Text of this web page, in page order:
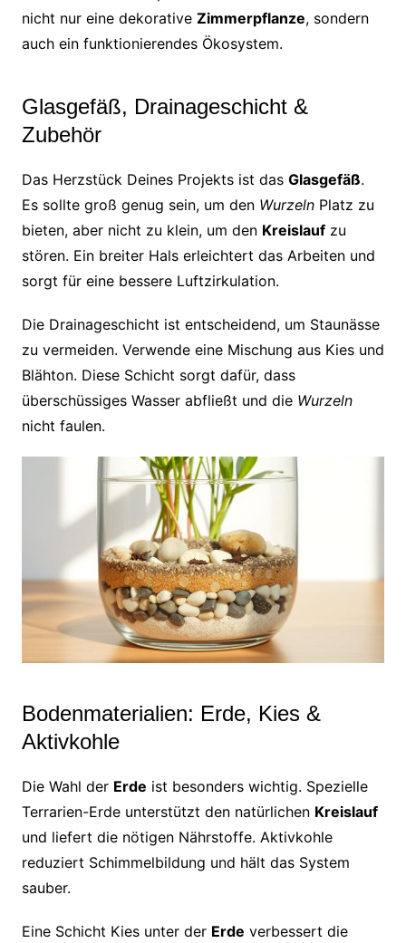
nicht nur eine dekorative Zimmerpflanze, sondern
auch ein funktionierendes Ökosystem.
Glasgefäß, Drainageschicht &
Zubehör
Das Herzstück Deines Projekts ist das Glasgefäß.
Es sollte groß genug sein, um den WurzelnPlatz zu
bieten, aber nicht zu klein, um den Kreislaufzu
stören. Ein breiter Hals erleichtert das Arbeiten und
sorgt für eine bessere Luftzirkulation.
Die Drainageschicht ist entscheidend, um Staunässe
zu vermeiden. Verwende eine Mischung aus Kies und
Blähton. Diese Schicht sorgt dafür, dass
überschüssiges Wasser abfließt und die Wurzeln
nicht faulen.
Bodenmaterialien: Erde, Kies &
Aktivkohle
Die Wahl der Erde ist besonders wichtig. Spezielle
Terrarien-Erde unterstützt den natürlichen Kreislauf
und liefert die nötigen Nährstoffe. Aktivkohle
reduziert Schimmelbildung und hält das System
sauber.
Eine Schicht Kies unter der Erde verbessert die